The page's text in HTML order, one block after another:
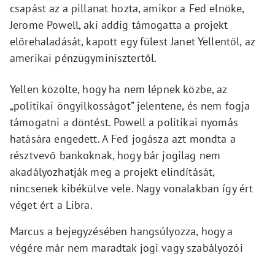
csapást az a pillanat hozta, amikor a Fed elnöke,
Jerome Powell, aki addig támogatta a projekt
előrehaladását, kapott egy fülest Janet Yellentől, az
amerikai pénzügyminisztertől.
Yellen közölte, hogy ha nem lépnek közbe, az
„politikai öngyilkosságot” jelentene, és nem fogja
támogatni a döntést. Powell a politikai nyomás
hatására engedett. A Fed jogásza azt mondta a
résztvevő bankoknak, hogy bár jogilag nem
akadályozhatják meg a projekt elindítását,
nincsenek kibékülve vele. Nagy vonalakban így ért
véget ért a Libra.
Marcus a bejegyzésében hangsúlyozza, hogy a
végére már nem maradtak jogi vagy szabályozói